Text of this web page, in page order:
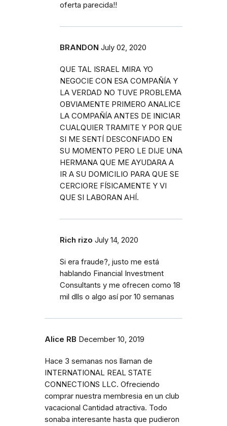
oferta parecida!!
BRANDON July 02, 2020
QUE TAL ISRAEL MIRA YO
NEGOCIE CON ESA COMPAÑÍA Y
LA VERDAD NO TUVE PROBLEMA
OBVIAMENTE PRIMERO ANALICE
LA COMPAÑÍA ANTES DE INICIAR
CUALQUIER TRAMITE Y POR QUE
SI ME SENTÍ DESCONFIADO EN
SU MOMENTO PERO LE DIJE UNA
HERMANA QUE ME AYUDARA A
IR A SU DOMICILIO PARA QUE SE
CERCIORE FÍSICAMENTE Y VI
QUE SI LABORAN AHÍ.
Rich rizo July 14, 2020
Si era fraude?, justo me está
hablando Financial Investment
Consultants y me ofrecen como 18
mil dlls o algo así por 10 semanas
Alice RB December 10, 2019
Hace 3 semanas nos llaman de
INTERNATIONAL REAL STATE
CONNECTIONS LLC. Ofreciendo
comprar nuestra membresia en un club
vacacional Cantidad atractiva. Todo
sonaba interesante hasta que pudieron